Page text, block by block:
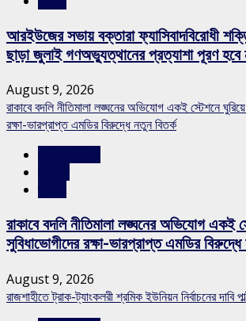
আরইউজের সভায় বক্তারা ফ্যাসিবাদবিরোধী
ছাড়া জুলাই গণঅভ্যুত্থানের প্রত্যাশা পূরণ হবে
August 9, 2026
রাকাবে বদলি নীতিমালা লঙ্ঘনের অভিযোগ একই স্টেশনে
রক্ষা-ভারপ্রাপ্ত এমডির বিরুদ্ধে নতুন বিতর্ক
রাকাবে বদলি নীতিমালা লঙ্ঘনের অভিযোগ একই
সুবিধাভোগীদের রক্ষা-ভারপ্রাপ্ত এমডির
August 9, 2026
রাজশাহীতে ট্রাক-ট্যাংকলরী শ্রমিক ইউনিয়ন নির্বাচনের দাবি